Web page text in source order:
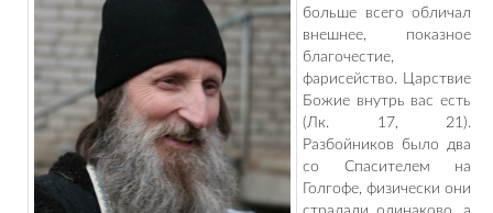
больше всего обличал
внешнее, показное
благочестие,
фарисейство. Царствие
Божие внутрь вас есть
(Лк. 17, 21).
Разбойников было два
со Спасителем на
Голгофе, физически они